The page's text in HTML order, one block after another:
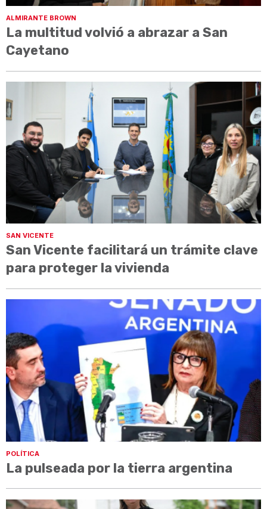
ALMIRANTE BROWN
La multitud volvió a abrazar a San
Cayetano
SAN VICENTE
San Vicente facilitará un trámite clave
para proteger la vivienda
POLÍTICA
La pulseada por la tierra argentina